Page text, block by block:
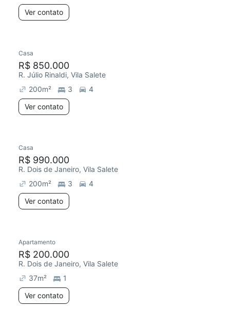
Ver contato
Chegou este mês
Casa
R$ 850.000
R. Júlio Rinaldi, Vila Salete
200m² 3
4
Ver contato
Casa
R$ 990.000
R. Dois de Janeiro, Vila Salete
200m² 3
4
Ver contato
Apartamento
R$ 200.000
R. Dois de Janeiro, Vila Salete
37m²
1
Ver contato